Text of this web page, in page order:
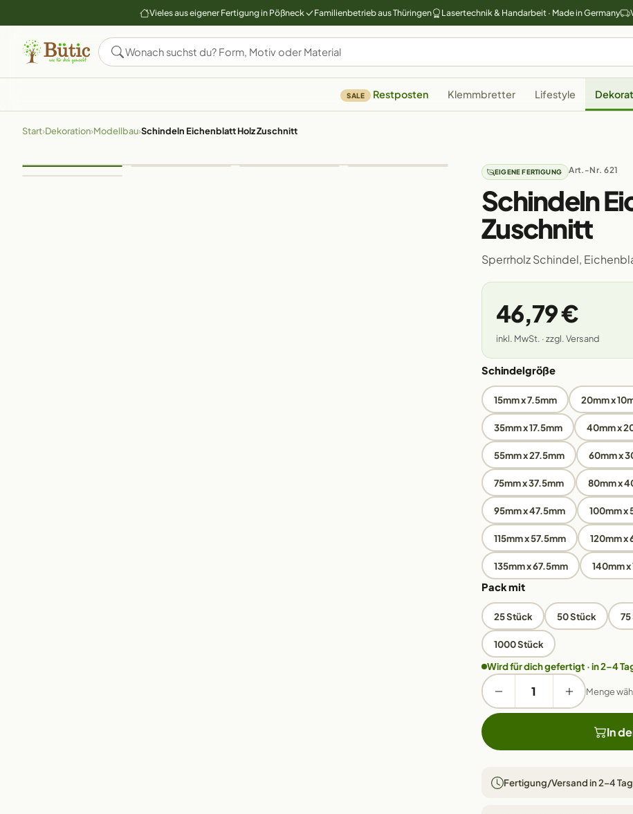
Vieles aus eigener Fertigung in Pößneck Familienbetrieb aus Thüringen Lasertechnik & Handarbeit · Made in Germany
SALE Restposten Klemmbretter Lifestyle
Start›Dekoration›Modellbau›Schindeln Eichenblatt Holz Zuschnitt
EIGENE FERTIGUNG Art.-Nr. 621
Schindeln
Zuschnitt
Sperrholz Schindel,
46,79 €
inkl. MwSt. · zzgl. Versand
Schindelgröße
15mm x 7.5mm 20mm x
35mm x 17.5mm 40mm x
55mm x 27.5mm 60mm x
75mm x 37.5mm 80mm x
95mm x 47.5mm 100mm x
115mm x 57.5mm 120mm x
135mm x 67.5mm 140mm
Pack mit
25 Stück 50 Stück
1000 Stück
Wird für dich gefertigt · in 2–4
Menge
In
Fertigung/Versand in 2–4